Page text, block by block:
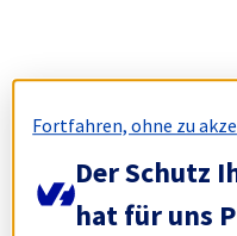
Fortfahren, ohne zu
Der Schutz
hat für uns